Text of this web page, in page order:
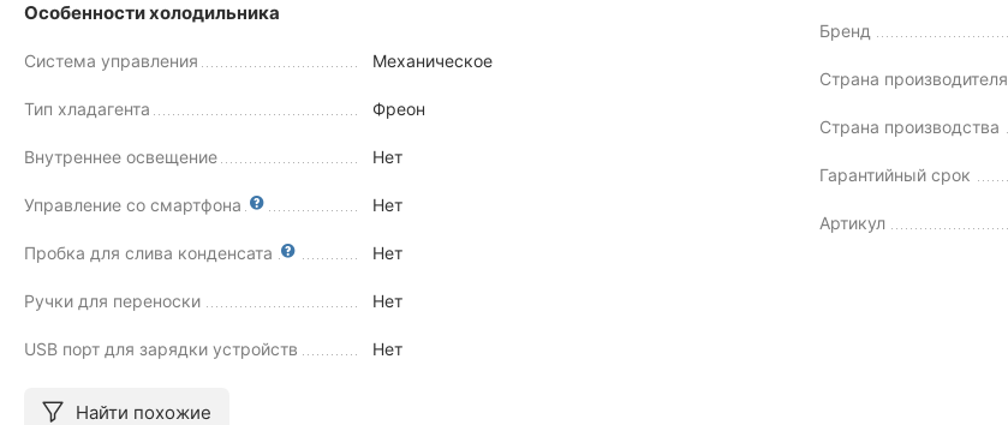
Особенности холодильника
Система управления Механическое
Тип хладагента Фреон
Внутреннее освещение Нет
Управление со смартфона Нет
Пробка для слива конденсата Нет
Ручки для переноски Нет
USB порт для зарядки устройств Нет
Бренд
Страна производителя
Страна производства
Гарантийный срок
Артикул
Найти похожие